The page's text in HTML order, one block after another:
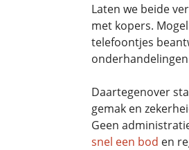
Laten we beide
met kopers.
telefoontjes
Daartegenover
gemak en
Geen
snel een bod en